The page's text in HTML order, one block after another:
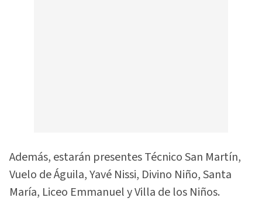
Además, estarán presentes Técnico San Martín,
Vuelo de Águila, Yavé Nissi, Divino Niño, Santa
María, Liceo Emmanuel y Villa de los Niños.